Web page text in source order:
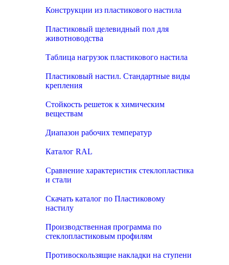
Конструкции из пластикового настила
Пластиковый щелевидный пол для
животноводства
Таблица нагрузок пластикового настила
Пластиковый настил. Стандартные виды
крепления
Стойкость решеток к химическим
веществам
Диапазон рабочих температур
Каталог RAL
Сравнение характеристик стеклопластика
и стали
Скачать каталог по Пластиковому
настилу
Производственная программа по
стеклопластиковым профилям
Противоскользящие накладки на ступени